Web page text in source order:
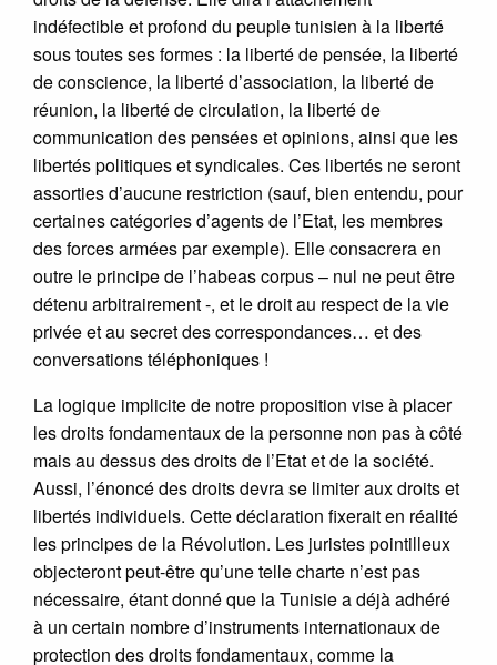
indéfectible et profond du peuple tunisien à la liberté
sous toutes ses formes : la liberté de pensée, la liberté
de conscience, la liberté d’association, la liberté de
réunion, la liberté de circulation, la liberté de
communication des pensées et opinions, ainsi que les
libertés politiques et syndicales. Ces libertés ne seront
assorties d’aucune restriction (sauf, bien entendu, pour
certaines catégories d’agents de l’Etat, les membres
des forces armées par exemple). Elle consacrera en
outre le principe de l’habeas corpus – nul ne peut être
détenu arbitrairement -, et le droit au respect de la vie
privée et au secret des correspondances… et des
conversations téléphoniques !
La logique implicite de notre proposition vise à placer
les droits fondamentaux de la personne non pas à côté
mais au dessus des droits de l’Etat et de la société.
Aussi, l’énoncé des droits devra se limiter aux droits et
libertés individuels. Cette déclaration fixerait en réalité
les principes de la Révolution. Les juristes pointilleux
objecteront peut-être qu’une telle charte n’est pas
nécessaire, étant donné que la Tunisie a déjà adhéré
à un certain nombre d’instruments internationaux de
protection des droits fondamentaux, comme la